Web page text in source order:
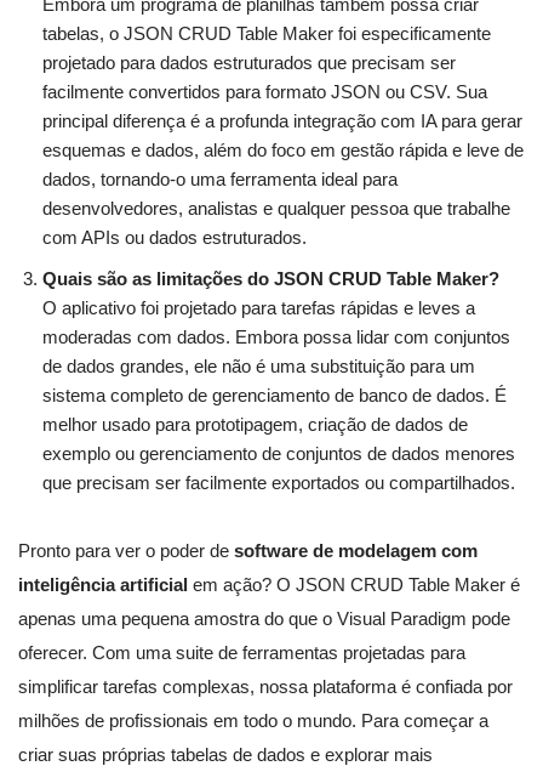
tabelas, o JSON CRUD Table Maker foi especificamente
projetado para dados estruturados que precisam ser
facilmente convertidos para formato JSON ou CSV. Sua
principal diferença é a profunda integração com IA para gerar
esquemas e dados, além do foco em gestão rápida e leve de
dados, tornando-o uma ferramenta ideal para
desenvolvedores, analistas e qualquer pessoa que trabalhe
com APIs ou dados estruturados.
Quais são as limitações do JSON CRUD Table Maker?
O aplicativo foi projetado para tarefas rápidas e leves a
moderadas com dados. Embora possa lidar com conjuntos
de dados grandes, ele não é uma substituição para um
sistema completo de gerenciamento de banco de dados. É
melhor usado para prototipagem, criação de dados de
exemplo ou gerenciamento de conjuntos de dados menores
que precisam ser facilmente exportados ou compartilhados.
Pronto para ver o poder de software de modelagem com
inteligência artificial em ação? O JSON CRUD Table Maker é
apenas uma pequena amostra do que o Visual Paradigm pode
oferecer. Com uma suite de ferramentas projetadas para
simplificar tarefas complexas, nossa plataforma é confiada por
milhões de profissionais em todo o mundo. Para começar a
criar suas próprias tabelas de dados e explorar mais